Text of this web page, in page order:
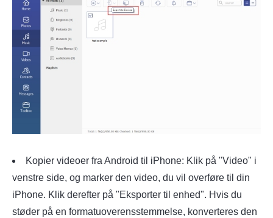
Kopier videoer fra Android til iPhone: Klik på "Video" i
venstre side, og marker den video, du vil overføre til din
iPhone. Klik derefter på "Eksporter til enhed". Hvis du
støder på en formatuoverensstemmelse, konverteres den